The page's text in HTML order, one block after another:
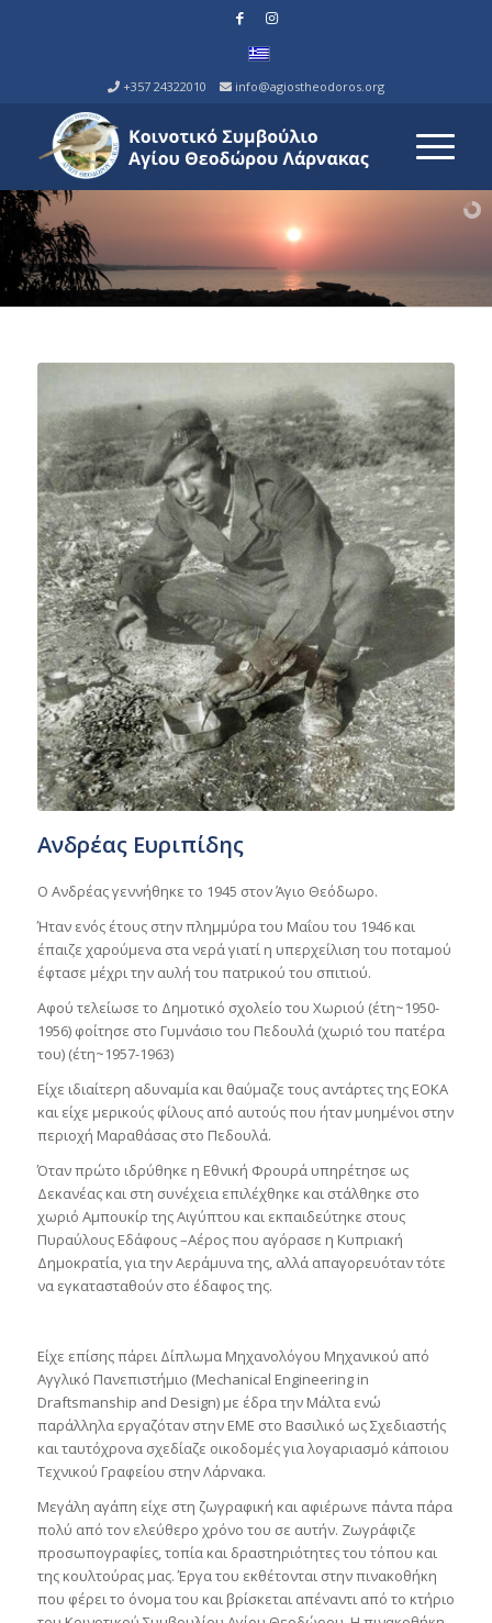
+357 24322010 info@agiostheodoros.org
Ανδρέας Ευριπίδης
Ο Ανδρέας γεννήθηκε το 1945 στον Άγιο Θεόδωρο.
Ήταν ενός έτους στην πλημμύρα του Μαΐου του 1946 και
έπαιζε χαρούμενα στα νερά γιατί η υπερχείλιση του ποταμού
έφτασε μέχρι την αυλή του πατρικού του σπιτιού.
Αφού τελείωσε το Δημοτικό σχολείο του Χωριού (έτη~1950-
1956) φοίτησε στο Γυμνάσιο του Πεδουλά (χωριό του πατέρα
του) (έτη~1957-1963)
Είχε ιδιαίτερη αδυναμία και θαύμαζε τους αντάρτες της ΕΟΚΑ
και είχε μερικούς φίλους από αυτούς που ήταν μυημένοι στην
περιοχή Μαραθάσας στο Πεδουλά.
Όταν πρώτο ιδρύθηκε η Εθνική Φρουρά υπηρέτησε ως
Δεκανέας και στη συνέχεια επιλέχθηκε και στάλθηκε στο
χωριό Αμπουκίρ της Αιγύπτου και εκπαιδεύτηκε στους
Πυραύλους Εδάφους –Αέρος που αγόρασε η Κυπριακή
Δημοκρατία, για την Αεράμυνα της, αλλά απαγορευόταν τότε
να εγκατασταθούν στο έδαφος της.
Είχε επίσης πάρει Δίπλωμα Μηχανολόγου Μηχανικού από
Αγγλικό Πανεπιστήμιο (Mechanical Engineering in
Draftsmanship and Design) με έδρα την Μάλτα ενώ
παράλληλα εργαζόταν στην ΕΜΕ στο Βασιλικό ως Σχεδιαστής
και ταυτόχρονα σχεδίαζε οικοδομές για λογαριασμό κάποιου
Τεχνικού Γραφείου στην Λάρνακα.
Μεγάλη αγάπη είχε στη ζωγραφική και αφιέρωνε πάντα πάρα
πολύ από τον ελεύθερο χρόνο του σε αυτήν. Ζωγράφιζε
προσωπογραφίες, τοπία και δραστηριότητες του τόπου και
της κουλτούρας μας. Έργα του εκθέτονται στην πινακοθήκη
που φέρει το όνομα του και βρίσκεται απέναντι από το κτήριο